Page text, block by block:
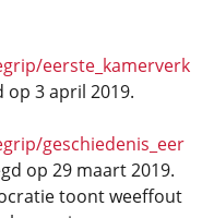
eerste_kamerverk
op 3 april 2019.
geschiedenis_eer
op 29 maart 2019.
toont weeffout